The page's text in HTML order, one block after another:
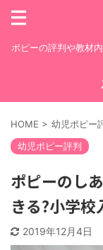
ポピーの評判や教材
HOME > 幼児ポピー
幼児ポピー評判
ポピーのし
きる?小学
2019年12月4日